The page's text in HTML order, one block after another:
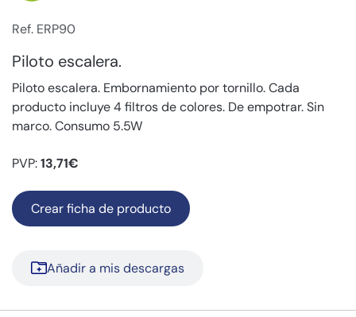
Ref. ERP90
Piloto escalera.
Piloto escalera. Embornamiento por tornillo. Cada
producto incluye 4 filtros de colores. De empotrar. Sin
marco. Consumo 5.5W
PVP:13,71€
Crear ficha de producto
Añadir a mis descargas